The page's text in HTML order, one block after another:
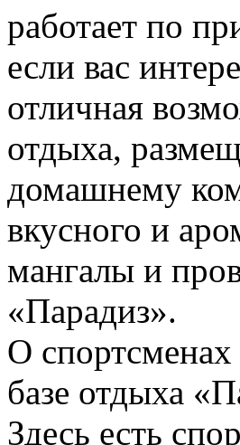
работает по
если вас
отличная
отдыха,
домашнему
вкусного и
мангалы и
«Парадиз».
О спортсменах
базе отдыха
Здесь есть